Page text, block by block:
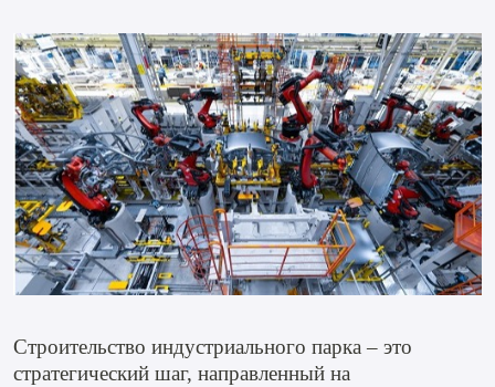
Строительство индустриального парка – это
стратегический шаг, направленный на